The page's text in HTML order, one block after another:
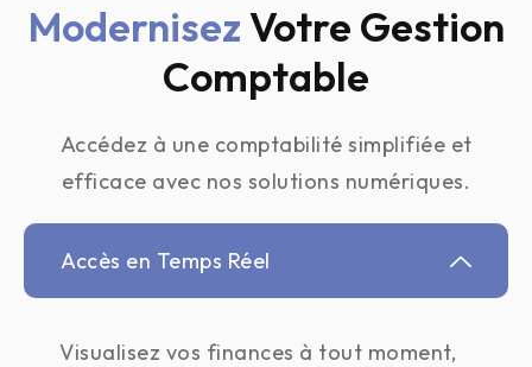
ModernisezVotre Gestion
Comptable
Accédez à une comptabilité simplifiée et
efficace avec nos solutions numériques.
Accès en Temps Réel
Visualisez vos finances à tout moment,